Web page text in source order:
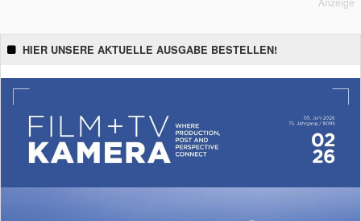
HIER UNSERE AKTUELLE AUSGABE BESTELLEN!